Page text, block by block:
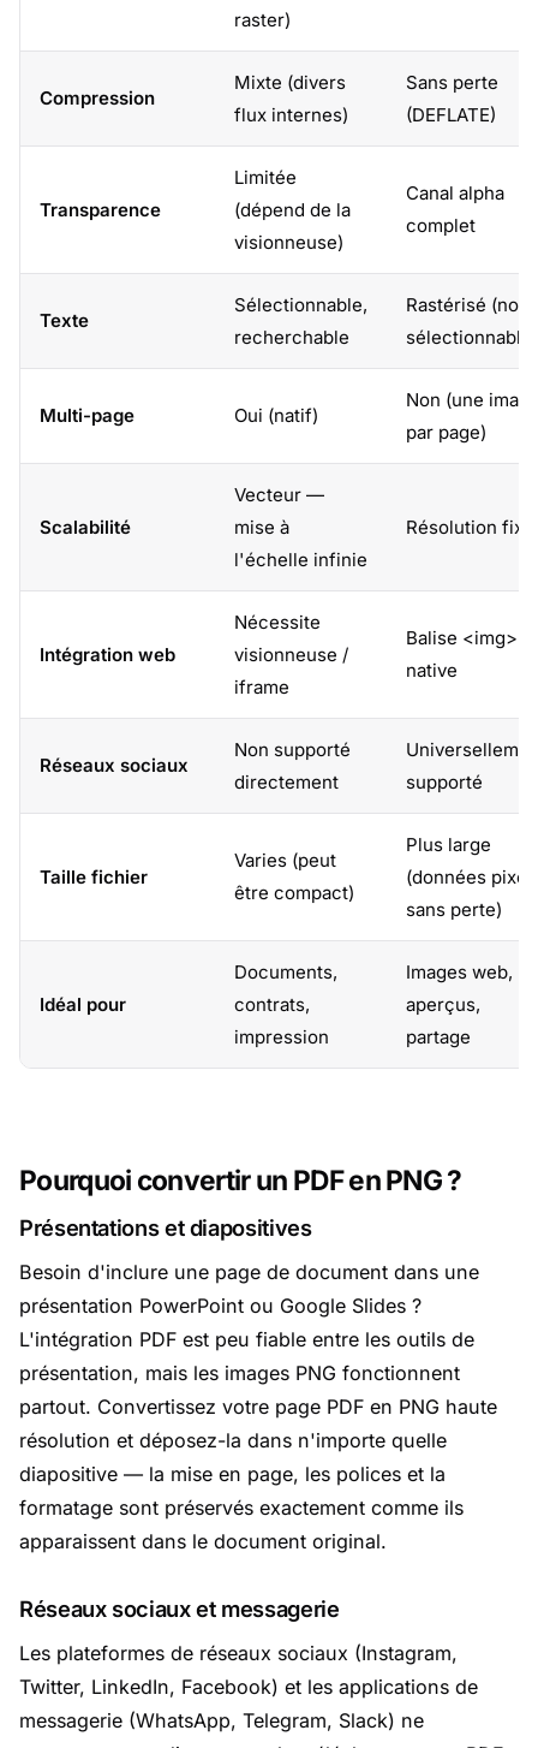
raster)
Compression
Mixte (divers
flux internes)
Sans perte
(DEFLATE)
Transparence
Limitée
(dépend de la
visionneuse)
Canal alpha
complet
Texte
Sélectionnable,
recherchable
Rastérisé (non
sélectionnable)
Multi-page Oui (natif)
Non (une
par page)
Scalabilité
Vecteur —
mise à
l'échelle infinie
Résolution fixe
Intégration web
Nécessite
visionneuse /
iframe
Balise <img>
native
Réseaux sociaux
Non supporté
directement
supporté
Taille fichier
Varies (peut
être compact)
Plus large
(données
sans perte)
Idéal pour
Documents,
contrats,
impression
Images web,
aperçus,
partage
Pourquoi convertir un PDF en PNG ?
Présentations et diapositives
Besoin d'inclure une page de document dans une
présentation PowerPoint ou Google Slides ?
L'intégration PDF est peu fiable entre les outils de
présentation, mais les images PNG fonctionnent
partout. Convertissez votre page PDF en PNG haute
résolution et déposez-la dans n'importe quelle
diapositive — la mise en page, les polices et la
formatage sont préservés exactement comme ils
apparaissent dans le document original.
Réseaux sociaux et messagerie
Les plateformes de réseaux sociaux (Instagram,
Twitter, LinkedIn, Facebook) et les applications de
messagerie (WhatsApp, Telegram, Slack) ne